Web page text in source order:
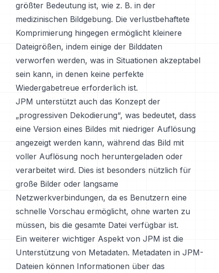
größter Bedeutung ist, wie z. B. in der
medizinischen Bildgebung. Die verlustbehaftete
Komprimierung hingegen ermöglicht kleinere
Dateigrößen, indem einige der Bilddaten
verworfen werden, was in Situationen akzeptabel
sein kann, in denen keine perfekte
Wiedergabetreue erforderlich ist.
JPM unterstützt auch das Konzept der
„progressiven Dekodierung“, was bedeutet, dass
eine Version eines Bildes mit niedriger Auflösung
angezeigt werden kann, während das Bild mit
voller Auflösung noch heruntergeladen oder
verarbeitet wird. Dies ist besonders nützlich für
große Bilder oder langsame
Netzwerkverbindungen, da es Benutzern eine
schnelle Vorschau ermöglicht, ohne warten zu
müssen, bis die gesamte Datei verfügbar ist.
Ein weiterer wichtiger Aspekt von JPM ist die
Unterstützung von Metadaten. Metadaten in JPM-
Dateien können Informationen über das